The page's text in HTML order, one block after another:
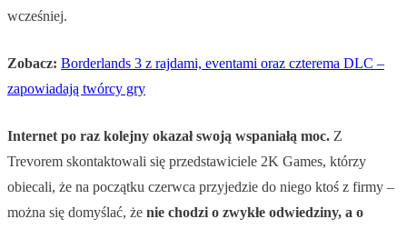
wcześniej.
Zobacz: Borderlands 3 z rajdami, eventami oraz czterema DLC –
zapowiadają twórcy gry
Internet po raz kolejny okazał swoją wspaniałą moc. Z
Trevorem skontaktowali się przedstawiciele 2K Games, którzy
obiecali, że na początku czerwca przyjedzie do niego ktoś z firmy –
można się domyślać, że nie chodzi o zwykłe odwiedziny, a o